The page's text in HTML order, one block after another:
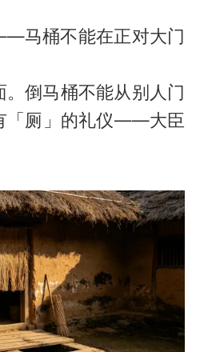
马桶不能在正对大门
倒马桶不能从别人门
「厕」的礼仪——大臣